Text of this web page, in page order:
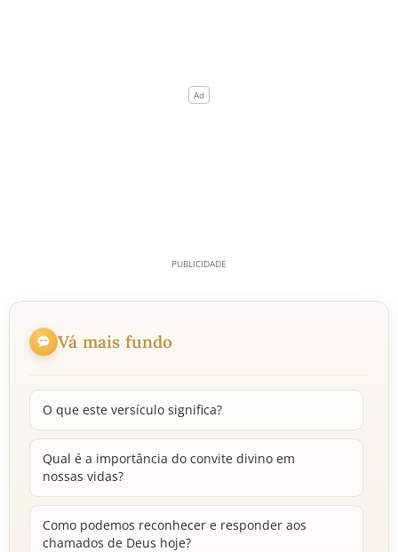
Vá mais fundo
O que este versículo significa?
Qual é a importância do convite divino em
nossas vidas?
Como podemos reconhecer e responder aos
chamados de Deus hoje?